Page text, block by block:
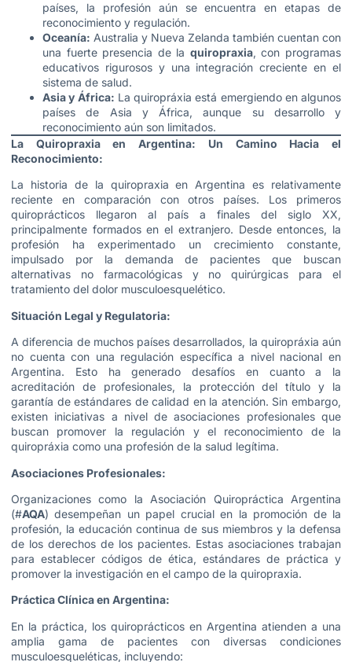
países, la profesión aún se encuentra en etapas de
reconocimiento y regulación.
Oceanía: Australia y Nueva Zelanda también cuentan con
una fuerte presencia de la quiropraxia, con programas
educativos rigurosos y una integración creciente en el
sistema de salud.
Asia y África: La quiropráxia está emergiendo en algunos
países de Asia y África, aunque su desarrollo y
reconocimiento aún son limitados.
La Quiropraxia en Argentina: Un Camino Hacia el
Reconocimiento:
La historia de la quiropraxia en Argentina es relativamente
reciente en comparación con otros países. Los primeros
quiroprácticos llegaron al país a finales del siglo XX,
principalmente formados en el extranjero. Desde entonces, la
profesión ha experimentado un crecimiento constante,
impulsado por la demanda de pacientes que buscan
alternativas no farmacológicas y no quirúrgicas para el
tratamiento del dolor musculoesquelético.
Situación Legal y Regulatoria:
A diferencia de muchos países desarrollados, la quiropráxia aún
no cuenta con una regulación específica a nivel nacional en
Argentina. Esto ha generado desafíos en cuanto a la
acreditación de profesionales, la protección del título y la
garantía de estándares de calidad en la atención. Sin embargo,
existen iniciativas a nivel de asociaciones profesionales que
buscan promover la regulación y el reconocimiento de la
quiropráxia como una profesión de la salud legítima.
Asociaciones Profesionales:
Organizaciones como la Asociación Quiropráctica Argentina
(#AQA) desempeñan un papel crucial en la promoción de la
profesión, la educación continua de sus miembros y la defensa
de los derechos de los pacientes. Estas asociaciones trabajan
para establecer códigos de ética, estándares de práctica y
promover la investigación en el campo de la quiropraxia.
Práctica Clínica en Argentina:
En la práctica, los quiroprácticos en Argentina atienden a una
amplia gama de pacientes con diversas condiciones
musculoesqueléticas, incluyendo: